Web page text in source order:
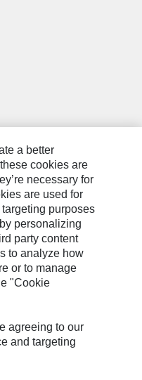
a better
cookies are
necessary for
are used for
purposes
personalizing
party content
to analyze how
or to manage
"Cookie
agreeing to our
and targeting